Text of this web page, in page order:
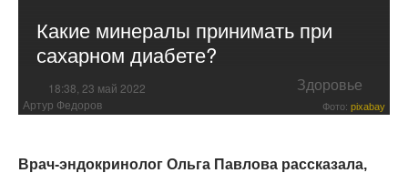
Какие минералы принимать при
сахарном диабете?
18:38, 23 май 2022 Здоровье
Артур Федоров Фото: pixabay
Врач-эндокринолог Ольга Павлова рассказала,